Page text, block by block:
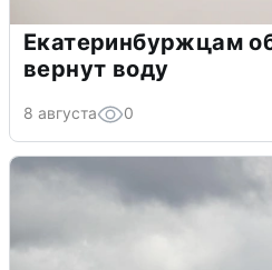
Екатеринбуржцам
вернут воду
8 августа 0